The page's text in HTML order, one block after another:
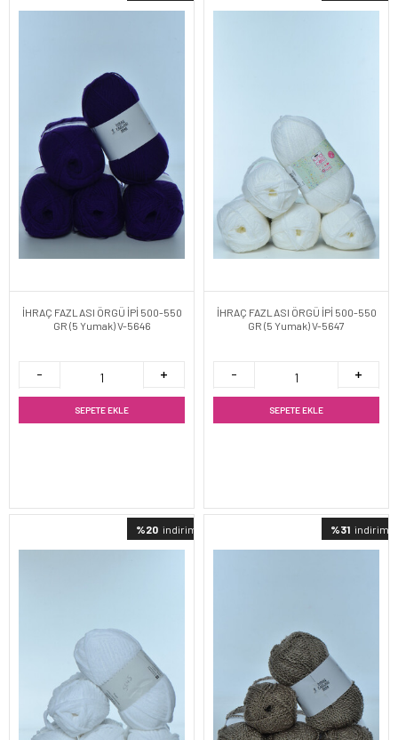
İHRAÇ FAZLASI ÖRGÜ İPİ 500-550
GR (5 Yumak) V-5646
SEPETE EKLE
İHRAÇ FAZLASI ÖRGÜ İPİ 500-550
GR (5 Yumak) V-5647
SEPETE EKLE
%20 indirimli %31 indirimli